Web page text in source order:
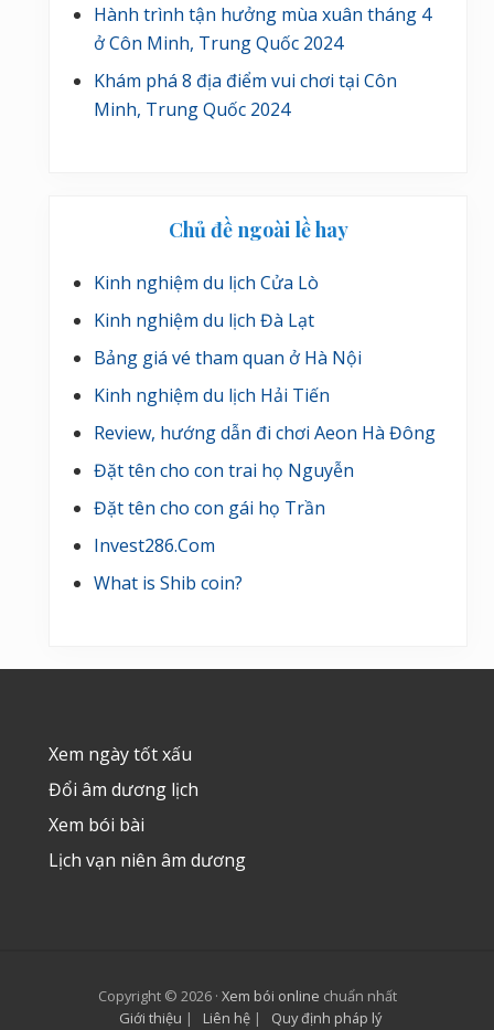
Hành trình tận hưởng mùa xuân tháng 4
ở Côn Minh, Trung Quốc 2024
Khám phá 8 địa điểm vui chơi tại Côn
Minh, Trung Quốc 2024
Chủ đề ngoài lề hay
Kinh nghiệm du lịch Cửa Lò
Kinh nghiệm du lịch Đà Lạt
Bảng giá vé tham quan ở Hà Nội
Kinh nghiệm du lịch Hải Tiến
Review, hướng dẫn đi chơi Aeon Hà Đông
Đặt tên cho con trai họ Nguyễn
Đặt tên cho con gái họ Trần
Invest286.Com
What is Shib coin?
Xem ngày tốt xấu
Đổi âm dương lịch
Xem bói bài
Lịch vạn niên âm dương
Copyright © 2026 · Xem bói online chuẩn nhất
Giới thiệu | Liên hệ | Quy định pháp lý